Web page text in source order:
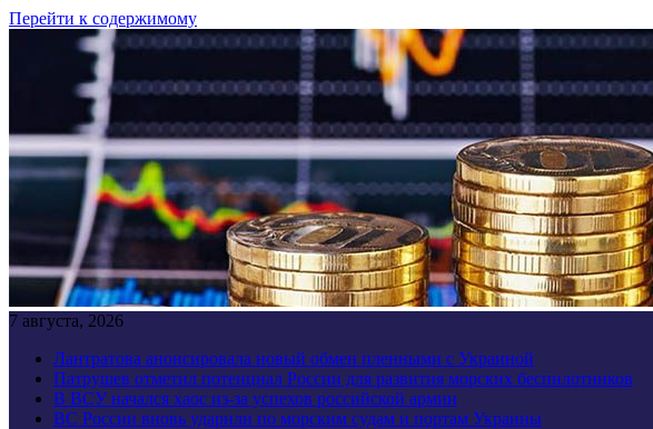
Перейти к содержимому
7 августа, 2026
Лантратова анонсировала новый обмен пленными с Украиной
Патрушев отметил потенциал России для развития морских беспилотников
В ВСУ начался хаос из-за успехов российской армии
ВС России вновь ударили по морским судам и портам Украины